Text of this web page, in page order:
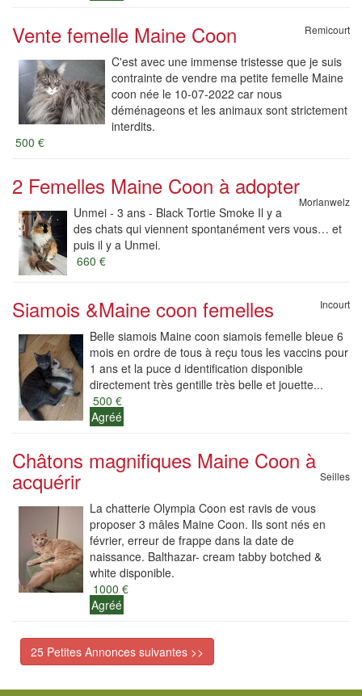
Vente femelle Maine Coon Remicourt
C'est avec une immense tristesse que je suis
contrainte de vendre ma petite femelle Maine
coon née le 10-07-2022 car nous
déménageons et les animaux sont strictement
interdits.
500 €
2 Femelles Maine Coon à adopter
Morlanwelz
Unmei - 3 ans - Black Tortie Smoke Il y a
des chats qui viennent spontanément vers vous… et
puis il y a Unmei.
660 €
Siamois &Maine coon femelles Incourt
Belle siamois Maine coon siamois femelle bleue 6
mois en ordre de tous à reçu tous les vaccins pour
1 ans et la puce d identification disponible
directement très gentille très belle et jouette...
500 €
Agréé
Châtons magnifiques Maine Coon à
acquérir Seilles
La chatterie Olympia Coon est ravis de vous
proposer 3 mâles Maine Coon. Ils sont nés en
février, erreur de frappe dans la date de
naissance. Balthazar- cream tabby botched &
white disponible.
1000 €
Agréé
25 Petites Annonces suivantes >>